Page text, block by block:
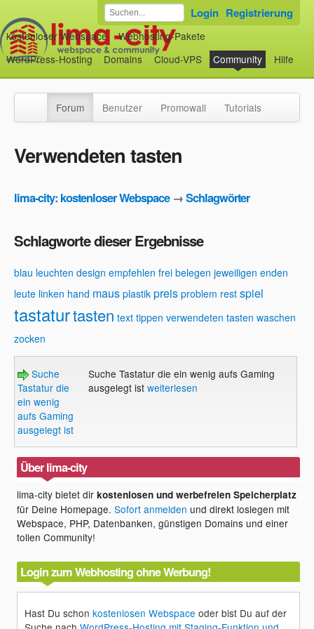
kostenloser Webspace
Webhosting-Pakete
WordPress-Hosting
Domains Cloud-VPS Community Hilfe
Login Registrierung
Forum Benutzer Promowall Tutorials
Verwendeten tasten
lima-city: kostenloser Webspace→Schlagwörter
Schlagworte dieser Ergebnisse
blau leuchten design empfehlen frei belegen jeweiligen enden
leute linken hand maus plastik preis problem rest spiel
tastaturtasten text tippen verwendeten tasten waschen
zocken
Suche
Tastatur die
ein wenig
aufs Gaming
ausgelegt ist
Suche Tastatur die ein wenig aufs Gaming
ausgelegt ist weiterlesen
Über lima-city
lima-city bietet dirkostenlosen und werbefreien Speicherplatz
für Deine Homepage.Sofort anmelden und direkt loslegen mit
Webspace, PHP, Datenbanken, günstigen Domains und einer
tollen Community!
Login zum Webhosting ohne Werbung!
Hast Du schonkostenlosen Webspace oder bist Du auf der